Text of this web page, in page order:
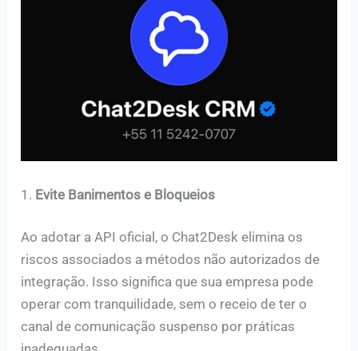
1. Evite Banimentos e Bloqueios
Ao adotar a API oficial, o Chat2Desk elimina os
riscos associados a métodos não autorizados de
integração. Isso significa que sua empresa pode
operar com tranquilidade, sem o receio de ter o
canal de comunicação suspenso por práticas